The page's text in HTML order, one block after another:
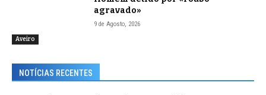
Aveiro
agravado»
9 de Agosto, 2026
NOTÍCIAS RECENTES